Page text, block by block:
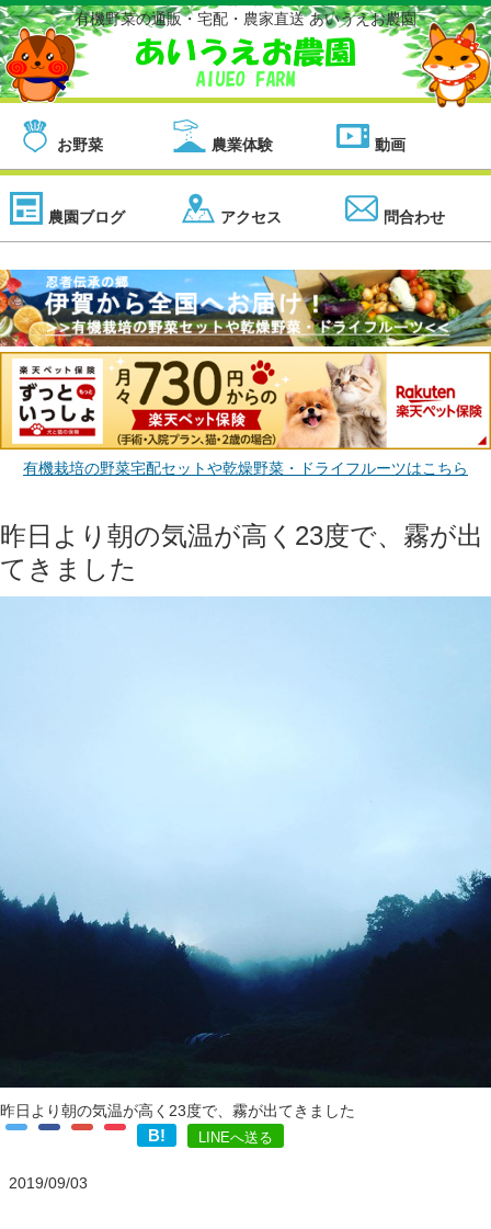
有機野菜の通販・宅配・農家直送 あいうえお農園
お野菜 農業体験 動画
農園ブログ アクセス 問合わせ
有機栽培の野菜宅配セットや乾燥野菜・ドライフルーツはこちら
昨日より朝の気温が高く23度で、霧が出
てきました
昨日より朝の気温が高く23度で、霧が出てきました
B! LINEへ送る
2019/09/03